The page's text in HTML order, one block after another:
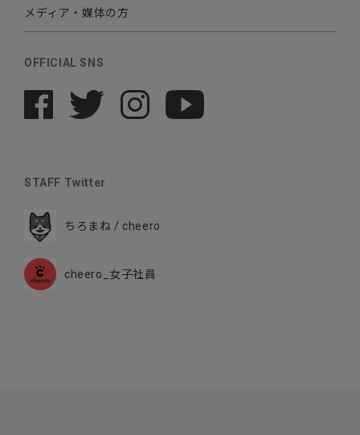
メディア・媒体の方
OFFICIAL SNS
STAFF Twitter
ちろまね / cheero
cheero_女子社員